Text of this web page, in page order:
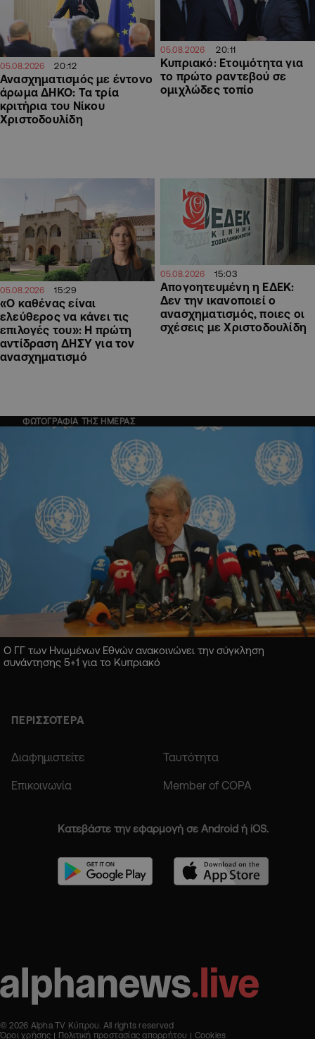
05.08.2026 20:12
Ανασχηματισμός με έντονο
άρωμα ΔΗΚΟ: Τα τρία
κριτήρια του Νίκου
Χριστοδουλίδη
05.08.2026 20:11
Κυπριακό: Ετοιμότητα για
το πρώτο ραντεβού σε
ομιχλώδες τοπίο
05.08.2026 15:29
«Ο καθένας είναι
ελεύθερος να κάνει τις
επιλογές του»: Η πρώτη
αντίδραση ΔΗΣΥ για τον
ανασχηματισμό
05.08.2026 15:03
Απογοητευμένη η ΕΔΕΚ:
Δεν την ικανοποιεί ο
ανασχηματισμός, ποιες οι
σχέσεις με Χριστοδουλίδη
ΦΩΤΟΓΡΑΦΙΑ ΤΗΣ ΗΜΕΡΑΣ
Ο ΓΓ των Ηνωμένων Εθνών ανακοινώνει την σύγκληση
συνάντησης 5+1 για το Κυπριακό
ΠΕΡΙΣΣΟΤΕΡΑ
Διαφημιστείτε Ταυτότητα
Επικοινωνία Member of COPA
Κατεβάστε την εφαρμογή σε Android ή iOS.
© 2026 Alpha TV Κύπρου. All rights reserved
Όροι χρήσης
Πολιτική προστασίας απορρήτου Cookies